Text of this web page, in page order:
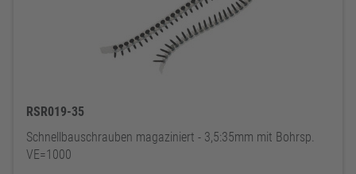
RSR019-35
Schnellbauschrauben magaziniert - 3,5:35mm mit Bohrsp.
VE=1000